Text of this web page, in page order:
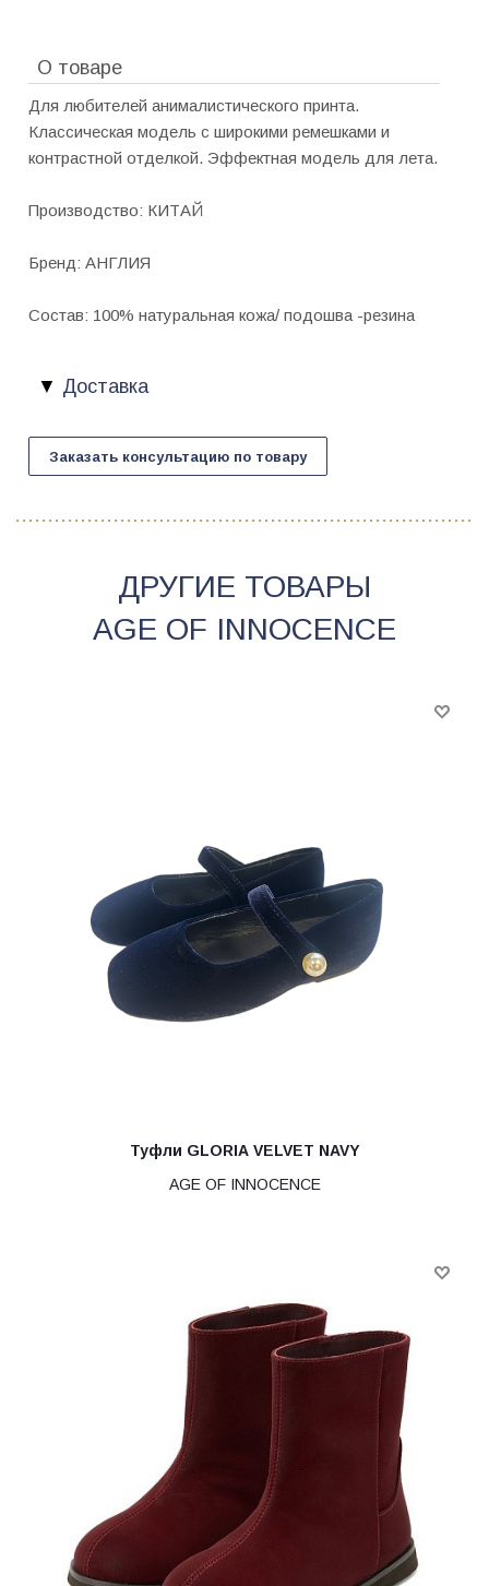
О товаре
Для любителей анималистического принта.
Классическая модель с широкими ремешками и
контрастной отделкой. Эффектная модель для лета.
Производство: КИТАЙ
Бренд: АНГЛИЯ
Состав: 100% натуральная кожа/ подошва -резина
Доставка
Заказать консультацию по товару
ДРУГИЕ ТОВАРЫ
AGE OF INNOCENCE
Туфли GLORIA VELVET NAVY
AGE OF INNOCENCE